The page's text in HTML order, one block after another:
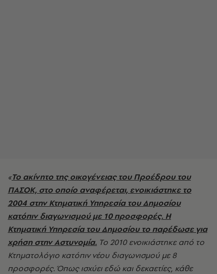
«Το ακίνητο της οικογένειας του Προέδρου του
ΠΑΣΟΚ, στο οποίο αναφέρεται, ενοικιάστηκε το
2004 στην Κτηματική Υπηρεσία του Δημοσίου
κατόπιν διαγωνισμού με 10 προσφορές. Η
Κτηματική Υπηρεσία του Δημοσίου το παρέδωσε για
χρήση στην Αστυνομία. Το 2010 ενοικιάστηκε από το
Κτηματολόγιο κατόπιν νέου διαγωνισμού με 8
προσφορές. Όπως ισχύει εδώ και δεκαετίες, κάθε